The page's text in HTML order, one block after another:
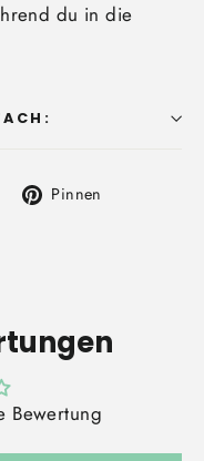
du in die
Auf
Pinnen
Bewertung